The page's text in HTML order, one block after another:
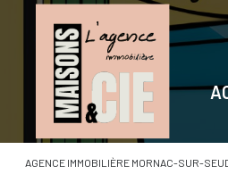
AGENCE IMMOBILIÈRE MORNAC-SUR-